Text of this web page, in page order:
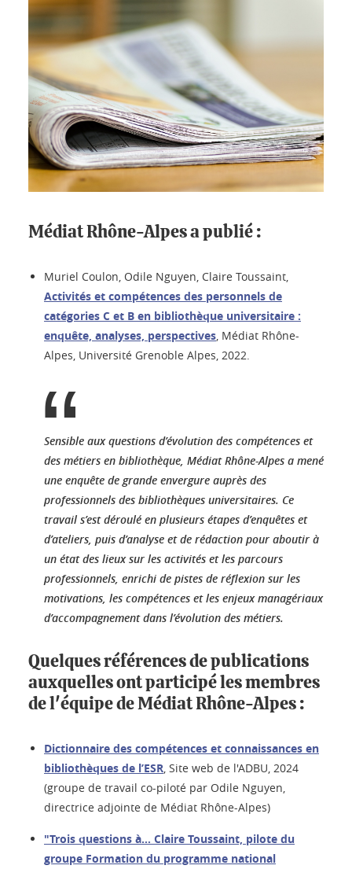
Médiat Rhône-Alpes a publié :
Muriel Coulon, Odile Nguyen, Claire Toussaint,
Activités et compétences des personnels de
catégories C et B en bibliothèque universitaire :
enquête, analyses, perspectives, Médiat Rhône-
Alpes, Université Grenoble Alpes, 2022.
Sensible aux questions d’évolution des compétences et
des métiers en bibliothèque, Médiat Rhône-Alpes a mené
une enquête de grande envergure auprès des
professionnels des bibliothèques universitaires. Ce
travail s’est déroulé en plusieurs étapes d’enquêtes et
d’ateliers, puis d’analyse et de rédaction pour aboutir à
un état des lieux sur les activités et les parcours
professionnels, enrichi de pistes de réflexion sur les
motivations, les compétences et les enjeux managériaux
d’accompagnement dans l’évolution des métiers.
Quelques références de publications
auxquelles ont participé les membres
de l'équipe de Médiat Rhône-Alpes :
Dictionnaire des compétences et connaissances en
bibliothèques de l’ESR, Site web de l'ADBU, 2024
(groupe de travail co-piloté par Odile Nguyen,
directrice adjointe de Médiat Rhône-Alpes)
"Trois questions à… Claire Toussaint, pilote du
groupe Formation du programme national